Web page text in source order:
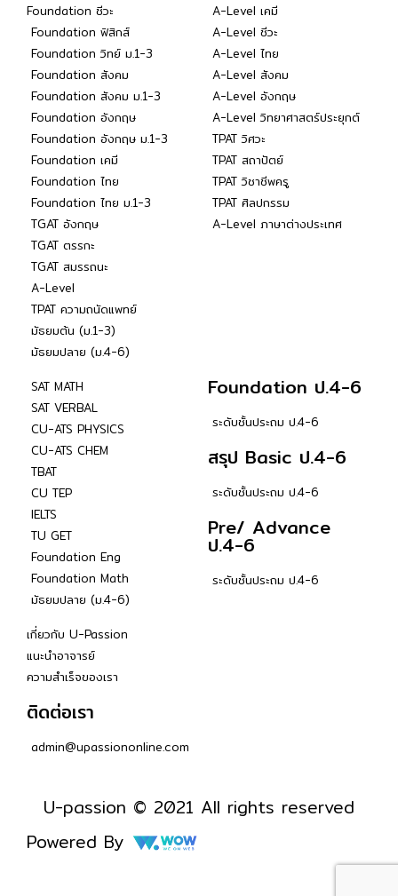
Foundation ชีวะ
Foundation ฟิสิกส์
Foundation วิทย์ ม.1-3
Foundation สังคม
Foundation สังคม ม.1-3
Foundation อังกฤษ
Foundation อังกฤษ ม.1-3
Foundation เคมี
Foundation ไทย
Foundation ไทย ม.1-3
TGAT อังกฤษ
TGAT ตรรกะ
TGAT สมรรถนะ
A-Level
TPAT ความถนัดแพทย์
มัธยมต้น (ม.1-3)
มัธยมปลาย (ม.4-6)
A-Level เคมี
A-Level ชีวะ
A-Level ไทย
A-Level สังคม
A-Level อังกฤษ
A-Level วิทยาศาสตร์ประยุกต์
TPAT วิศวะ
TPAT สถาปัตย์
TPAT วิชาชีพครู
TPAT ศิลปกรรม
A-Level ภาษาต่างประเทศ
SAT MATH
SAT VERBAL
CU-ATS PHYSICS
CU-ATS CHEM
TBAT
CU TEP
IELTS
TU GET
Foundation Eng
Foundation Math
มัธยมปลาย (ม.4-6)
Foundation ป.4-6
ระดับชั้นประถม ป.4-6
สรุป Basic ป.4-6
ระดับชั้นประถม ป.4-6
Pre/ Advance
ป.4-6
ระดับชั้นประถม ป.4-6
เกี่ยวกับ U-Passion
แนะนำอาจารย์
ความสำเร็จของเรา
ติดต่อเรา
admin@upassiononline.com
U-passion © 2021 All rights reserved
Powered By